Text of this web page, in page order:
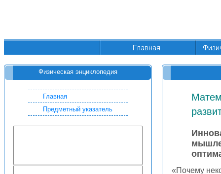
Физическая энциклопедия
Главная
Предметный указатель
«Почему